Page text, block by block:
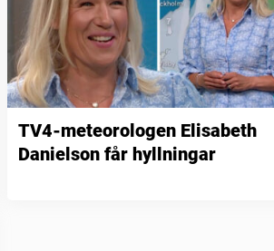
TV4-meteorologen Elisabeth
Danielson får hyllningar